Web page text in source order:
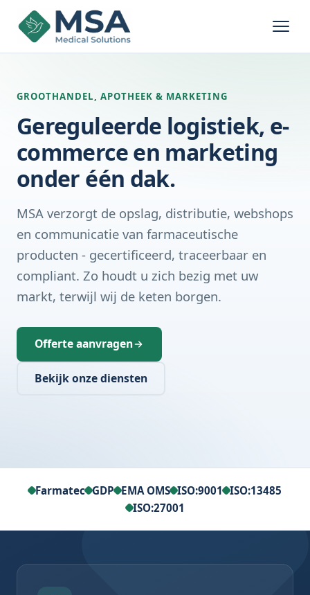
GROOTHANDEL, APOTHEEK & MARKETING
Gereguleerde logistiek, e-
commerce en marketing
onder één dak.
MSA verzorgt de opslag, distributie, webshops
en communicatie van farmaceutische
producten - gecertificeerd, traceerbaar en
compliant. Zo houdt u zich bezig met uw
markt, terwijl wij de keten borgen.
Offerte aanvragen
Bekijk onze diensten
Farmatec GDP EMA OMS ISO:9001 ISO:13485
ISO:27001